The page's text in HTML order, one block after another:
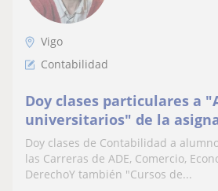
Vigo
Contabilidad
Doy clases particulares a
universitarios" de la
Contabilidad
Doy clases de Contabilidad a
las Carreras de ADE, Comercio,
DerechoY también "Cursos de...